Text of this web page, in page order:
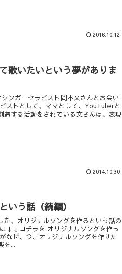
2016.10.12
歌いたいという夢がありま
ンガーセラピスト岡本文さんとお会い
ストとして、ママとして、YouTuberと
造する活動をされている文さんは、表現
2014.10.30
いう話（続編）
、オリジナルソングを作るという話の
↓↓コチラを オリジナルソングを作っ
なぜ、今、オリジナルソングを作りた
を...